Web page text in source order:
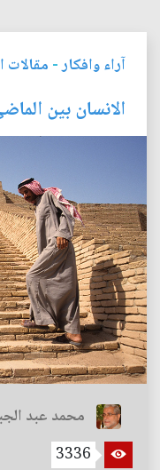
آراء وافكار-مقالات
الانسان بين
محمد عبد
3336